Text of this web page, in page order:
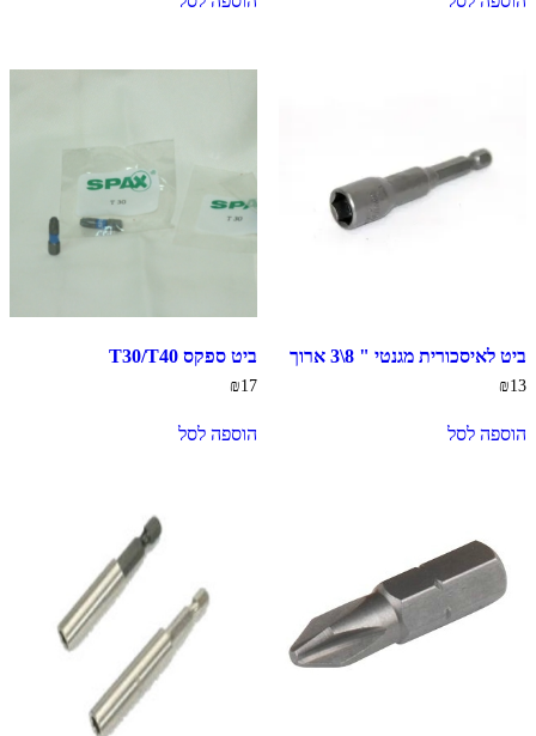
ביט לאיסכורית מגנטי " 8\3 ארוך
₪13
הוספה לסל
ביט ספקס T30/T40
₪17
הוספה לסל